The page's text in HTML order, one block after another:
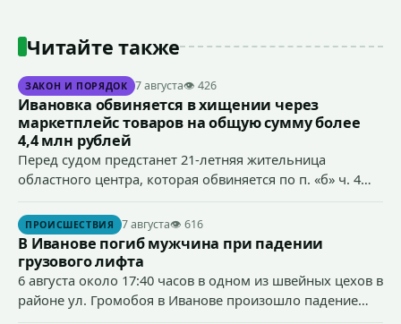
Читайте также
ЗАКОН И ПОРЯДОК 7 августа👁 426
Ивановка обвиняется в хищении через
маркетплейс товаров на общую сумму более
4,4 млн рублей
Перед судом предстанет 21-летняя жительница
областного центра, которая обвиняется по п. «б» ч. 4
сумму более 4,4 млн рублей через маркетплейс.
ПРОИСШЕСТВИЯ 7 августа👁 616
В Иванове погиб мужчина при падении
грузового лифта
6 августа около 17:40 часов в одном из швейных цехов в
районе ул. Громобоя в Иванове произошло падение